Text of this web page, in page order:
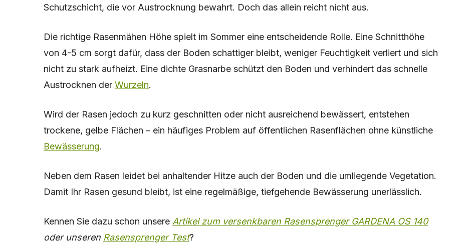
Schutzschicht, die vor Austrocknung bewahrt. Doch das allein reicht nicht aus.
Die richtige Rasenmähen Höhe spielt im Sommer eine entscheidende Rolle. Eine Schnitthöhe
von 4-5 cm sorgt dafür, dass der Boden schattiger bleibt, weniger Feuchtigkeit verliert und sich
nicht zu stark aufheizt. Eine dichte Grasnarbe schützt den Boden und verhindert das schnelle
Austrocknen der Wurzeln.
Wird der Rasen jedoch zu kurz geschnitten oder nicht ausreichend bewässert, entstehen
trockene, gelbe Flächen – ein häufiges Problem auf öffentlichen Rasenflächen ohne künstliche
Bewässerung.
Neben dem Rasen leidet bei anhaltender Hitze auch der Boden und die umliegende Vegetation.
Damit Ihr Rasen gesund bleibt, ist eine regelmäßige, tiefgehende Bewässerung unerlässlich.
Kennen Sie dazu schon unsere Artikel zum versenkbaren Rasensprenger GARDENA OS 140
oder unseren Rasensprenger Test?